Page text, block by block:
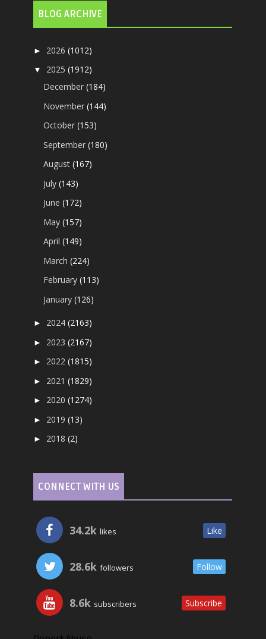
BLOG ARCHIVE
► 2026(1012)
▼ 2025(1912)
December(184)
November(144)
October(153)
September(180)
August(167)
July(143)
June(172)
May(157)
April(149)
March(224)
February(113)
January(126)
► 2024(2163)
► 2023(2167)
► 2022(1815)
► 2021(1829)
► 2020(1274)
► 2019(13)
► 2018(2)
CONNECT WITH US
34.2k likes Like
28.6k followers Follow
8.6k subscribers Subscribe